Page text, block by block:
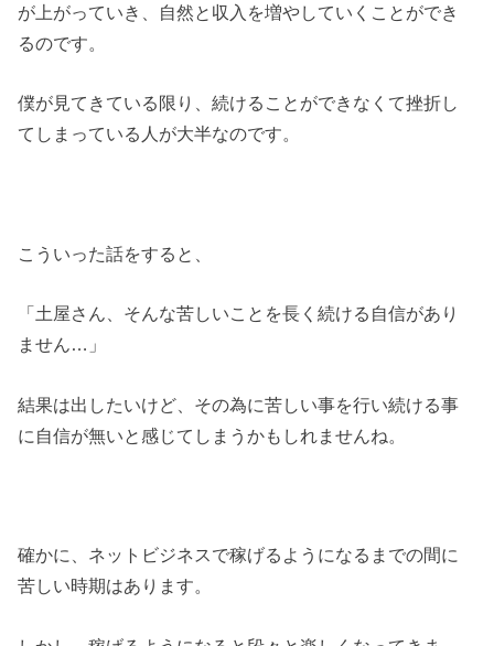
が上がっていき、自然と収入を増やしていくことができ
るのです。
僕が見てきている限り、続けることができなくて挫折し
てしまっている人が大半なのです。
こういった話をすると、
「土屋さん、そんな苦しいことを長く続ける自信があり
ません…」
結果は出したいけど、その為に苦しい事を行い続ける事
に自信が無いと感じてしまうかもしれませんね。
確かに、ネットビジネスで稼げるようになるまでの間に
苦しい時期はあります。